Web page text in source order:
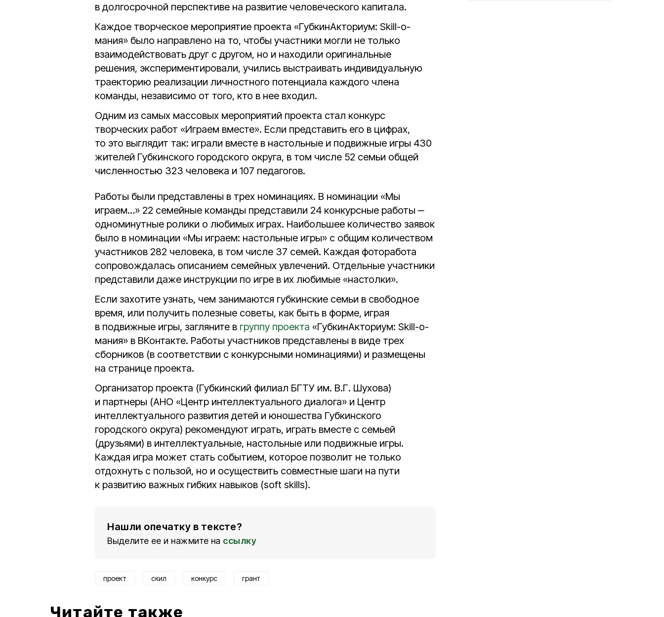
в долгосрочной перспективе на развитие человеческого капитала.
Каждое творческое мероприятие проекта «ГубкинАкториум: Skill-о-
мания» было направлено на то, чтобы участники могли не только
взаимодействовать друг с другом, но и находили оригинальные
решения, экспериментировали, учились выстраивать индивидуальную
траекторию реализации личностного потенциала каждого члена
команды, независимо от того, кто в нее входил.
Одним из самых массовых мероприятий проекта стал конкурс
творческих работ «Играем вместе». Если представить его в цифрах,
то это выглядит так: играли вместе в настольные и подвижные игры 430
жителей Губкинского городского округа, в том числе 52 семьи общей
численностью 323 человека и 107 педагогов.
Работы были представлены в трех номинациях. В номинации «Мы
играем…» 22 семейные команды представили 24 конкурсные работы ‒
одноминутные ролики о любимых играх. Наибольшее количество заявок
было в номинации «Мы играем: настольные игры» с общим количеством
участников 282 человека, в том числе 37 семей. Каждая фоторабота
сопровождалась описанием семейных увлечений. Отдельные участники
представили даже инструкции по игре в их любимые «настолки».
Если захотите узнать, чем занимаются губкинские семьи в свободное
время, или получить полезные советы, как быть в форме, играя
в подвижные игры, загляните в группу проекта «ГубкинАкториум: Skill-о-
мания» в ВКонтакте. Работы участников представлены в виде трех
сборников (в соответствии с конкурсными номинациями) и размещены
на странице проекта.
Организатор проекта (Губкинский филиал БГТУ им. В.Г. Шухова)
и партнеры (АНО «Центр интеллектуального диалога» и Центр
интеллектуального развития детей и юношества Губкинского
городского округа) рекомендуют играть, играть вместе с семьей
(друзьями) в интеллектуальные, настольные или подвижные игры.
Каждая игра может стать событием, которое позволит не только
отдохнуть с пользой, но и осуществить совместные шаги на пути
к развитию важных гибких навыков (soft skills).
Нашли опечатку в тексте?
Выделите ее и нажмите на ссылку
проект скил конкурс грант
Читайте также